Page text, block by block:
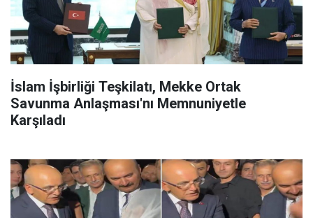
İslam İşbirliği Teşkilatı, Mekke Ortak
Savunma Anlaşması'nı Memnuniyetle
Karşıladı